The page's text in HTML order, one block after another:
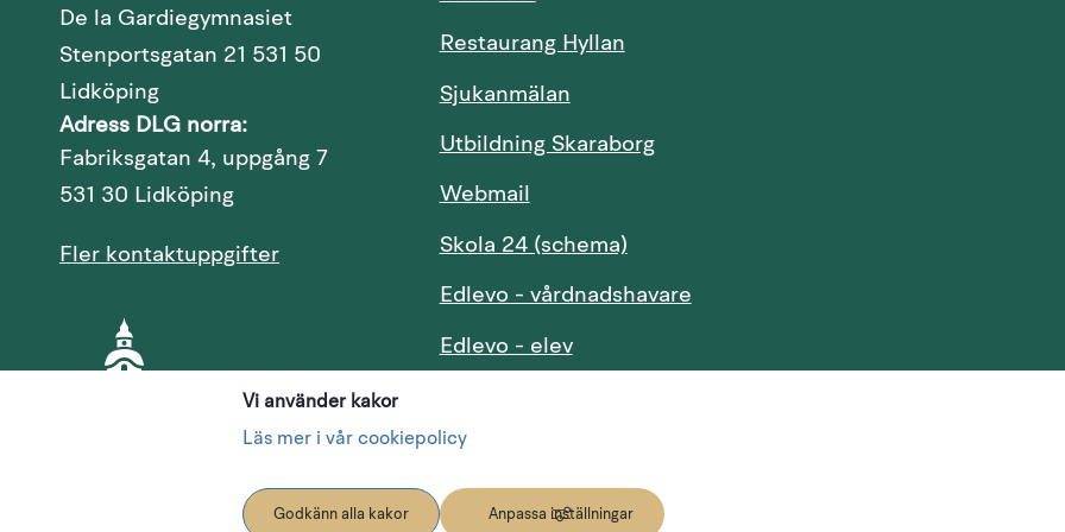
Vi använder kakor
Läs mer i vår cookiepolicy
Godkänn alla kakor Anpassa inställningar
De la Gardiegymnasiet
Stenportsgatan 21 531 50
Lidköping
Adress DLG norra:
Fabriksgatan 4, uppgång 7
531 30 Lidköping
Fler kontaktuppgifter
Restaurang Hyllan
Sjukanmälan
Utbildning SkaraborgLänk till annan webbplats.
Webmail
Skola 24 (schema)Länk till annan webbplats, öppnas i nytt
Edlevo - vårdnadshavareLänk till annan webbplats, öppnas i
Edlevo - elevLänk till annan webbplats, öppnas i nytt fönster.
Redigera